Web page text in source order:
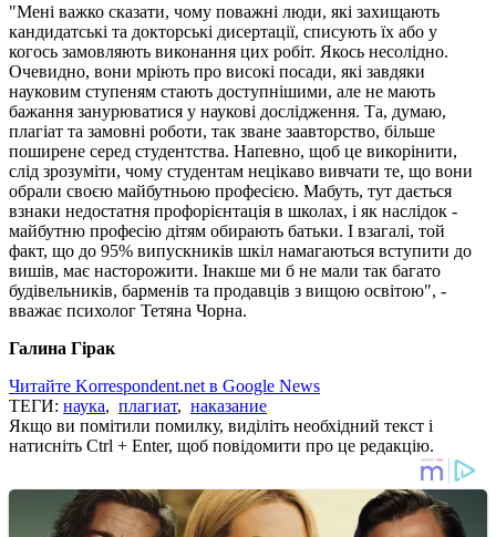
"Мені важко сказати, чому поважні люди, які захищають
кандидатські та докторські дисертації, списують їх або у
когось замовляють виконання цих робіт. Якось несолідно.
Очевидно, вони мріють про високі посади, які завдяки
науковим ступеням стають доступнішими, але не мають
бажання занурюватися у наукові дослідження. Та, думаю,
плагіат та замовні роботи, так зване заавторство, більше
поширене серед студентства. Напевно, щоб це викорінити,
слід зрозуміти, чому студентам нецікаво вивчати те, що вони
обрали своєю майбутньою професією. Мабуть, тут дається
взнаки недостатня профорієнтація в школах, і як наслідок -
майбутню професію дітям обирають батьки. І взагалі, той
факт, що до 95% випускників шкіл намагаються вступити до
вишів, має насторожити. Інакше ми б не мали так багато
будівельників, барменів та продавців з вищою освітою", -
вважає психолог Тетяна Чорна.
Галина Гірак
Читайте Korrespondent.net в Google News
ТЕГИ: наука, плагиат, наказание
Якщо ви помітили помилку, виділіть необхідний текст і
натисніть Ctrl + Enter, щоб повідомити про це редакцію.